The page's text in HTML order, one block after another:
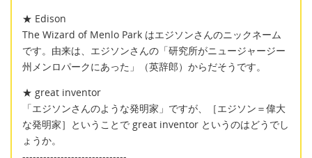
★ Edison
The Wizard of Menlo Park はエジソンさんのニックネーム
です。由来は、エジソンさんの「研究所がニュージャージー
州メンロパークにあった」（英辞郎）からだそうです。
★ great inventor
「エジソンさんのような発明家」ですが、［エジソン＝偉大
な発明家］ということで great inventor というのはどうでし
ょうか。